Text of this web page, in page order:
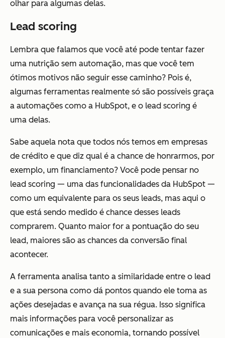
olhar para algumas delas.
Lead scoring
Lembra que falamos que você até pode tentar fazer
uma nutrição sem automação, mas que você tem
ótimos motivos não seguir esse caminho? Pois é,
algumas ferramentas realmente só são possíveis graça
a automações como a HubSpot, e o lead scoring é
uma delas.
Sabe aquela nota que todos nós temos em empresas
de crédito e que diz qual é a chance de honrarmos, por
exemplo, um financiamento? Você pode pensar no
lead scoring — uma das funcionalidades da HubSpot —
como um equivalente para os seus leads, mas aqui o
que está sendo medido é chance desses leads
comprarem. Quanto maior for a pontuação do seu
lead, maiores são as chances da conversão final
acontecer.
A ferramenta analisa tanto a similaridade entre o lead
e a sua persona como dá pontos quando ele toma as
ações desejadas e avança na sua régua. Isso significa
mais informações para você personalizar as
comunicações e mais economia, tornando possível